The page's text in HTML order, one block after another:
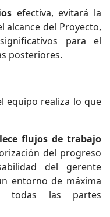
efectiva, evitará la
alcance del Proyecto,
para el
posteriores.
equipo realiza lo que
flujos de trabajo
del progreso
del gerente
entorno de máxima
todas las partes